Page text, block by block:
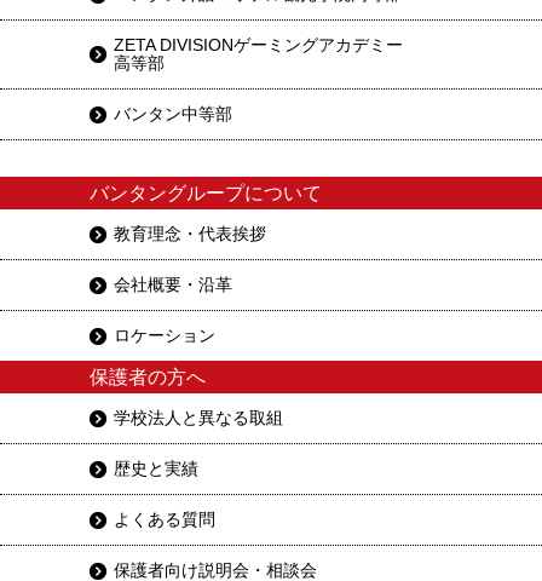
ZETA DIVISIONゲーミングアカデミー
高等部
バンタン中等部
バンタングループについて
教育理念・代表挨拶
会社概要・沿革
ロケーション
保護者の方へ
学校法人と異なる取組
歴史と実績
よくある質問
保護者向け説明会・相談会